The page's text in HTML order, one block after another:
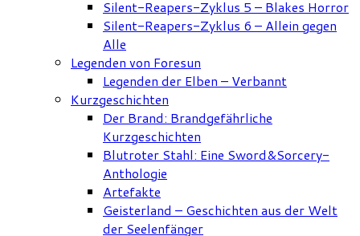
Silent-Reapers-Zyklus 5 – Blakes Horror
Silent-Reapers-Zyklus 6 – Allein gegen
Alle
Legenden von Foresun
Legenden der Elben – Verbannt
Kurzgeschichten
Der Brand: Brandgefährliche
Kurzgeschichten
Blutroter Stahl: Eine Sword&Sorcery-
Anthologie
Artefakte
Geisterland – Geschichten aus der Welt
der Seelenfänger